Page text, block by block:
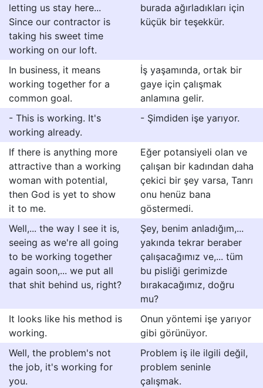
letting us stay here...
Since our contractor is
taking his sweet time
working on our loft.
burada ağırladıkları için
küçük bir teşekkür.
In business, it means
working together for a
common goal.
İş yaşamında, ortak bir
gaye için çalışmak
anlamına gelir.
- This is working. It's
working already.
- Şimdiden işe yarıyor.
If there is anything more
attractive than a working
woman with potential,
then God is yet to show
it to me.
Eğer potansiyeli olan ve
çalışan bir kadından daha
çekici bir şey varsa, Tanrı
onu henüz bana
göstermedi.
Well,... the way I see it is,
seeing as we're all going
to be working together
again soon,... we put all
that shit behind us, right?
Şey, benim anladığım,...
yakında tekrar beraber
çalışacağımız ve,... tüm
bu pisliği gerimizde
bırakacağımız, doğru
mu?
It looks like his method is
working.
Onun yöntemi işe yarıyor
gibi görünüyor.
Well, the problem's not
the job, it's working for
you.
Problem iş ile ilgili değil,
problem seninle
çalışmak.